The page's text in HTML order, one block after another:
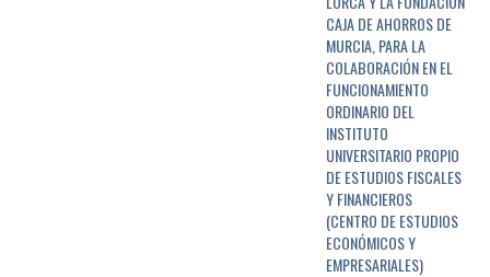
CAJA DE AHORROS DE
MURCIA, PARA LA
COLABORACIÓN EN EL
FUNCIONAMIENTO
ORDINARIO DEL
INSTITUTO
UNIVERSITARIO PROPIO
DE ESTUDIOS FISCALES
Y FINANCIEROS
(CENTRO DE ESTUDIOS
ECONÓMICOS Y
EMPRESARIALES)